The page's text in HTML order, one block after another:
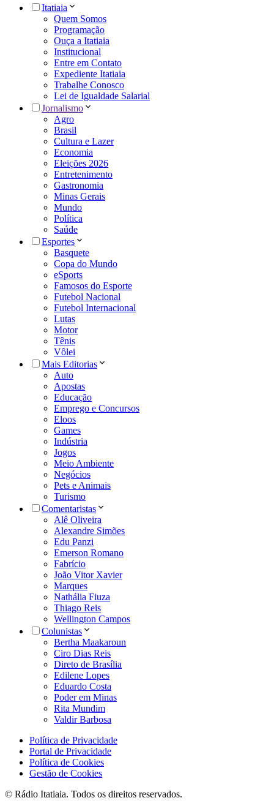
Itatiaia
Quem Somos
Programação
Ouça a Itatiaia
Institucional
Entre em Contato
Expediente Itatiaia
Trabalhe Conosco
Lei de Igualdade Salarial
Jornalismo
Agro
Brasil
Cultura e Lazer
Economia
Eleições 2026
Entretenimento
Gastronomia
Minas Gerais
Mundo
Política
Saúde
Esportes
Basquete
Copa do Mundo
eSports
Famosos do Esporte
Futebol Nacional
Futebol Internacional
Lutas
Motor
Tênis
Vôlei
Mais Editorias
Auto
Apostas
Educação
Emprego e Concursos
Eloos
Games
Indústria
Jogos
Meio Ambiente
Negócios
Pets e Animais
Turismo
Comentaristas
Alê Oliveira
Alexandre Simões
Edu Panzi
Emerson Romano
Fabrício
João Vitor Xavier
Marques
Nathália Fiuza
Thiago Reis
Wellington Campos
Colunistas
Bertha Maakaroun
Ciro Dias Reis
Direto de Brasília
Edilene Lopes
Eduardo Costa
Poder em Minas
Rita Mundim
Valdir Barbosa
Política de Privacidade
Portal de Privacidade
Política de Cookies
Gestão de Cookies
© Rádio Itatiaia. Todos os direitos reservados.